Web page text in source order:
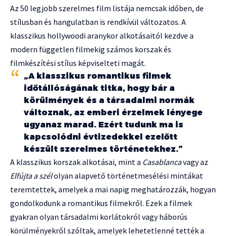
Az 50 legjobb szerelmes film listája nemcsak időben, de
stílusban és hangulatban is rendkívül változatos. A
klasszikus hollywoodi aranykor alkotásaitól kezdve a
modern független filmekig számos korszak és
filmkészítési stílus képviselteti magát.
„A klasszikus romantikus filmek
időtállóságának titka, hogy bár a
körülmények és a társadalmi normák
változnak, az emberi érzelmek lényege
ugyanaz marad. Ezért tudunk ma is
kapcsolódni évtizedekkel ezelőtt
készült szerelmes történetekhez.”
A klasszikus korszak alkotásai, mint a Casablancavagy az
Elfújta a szélolyan alapvető történetmesélési mintákat
teremtettek, amelyek a mai napig meghatározzák, hogyan
gondolkodunk a romantikus filmekről. Ezek a filmek
gyakran olyan társadalmi korlátokról vagy háborús
körülményekről szóltak, amelyek lehetetlenné tették a